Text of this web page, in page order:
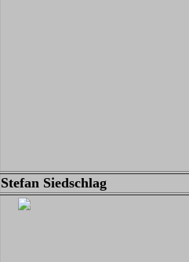
Stefan Siedschlag